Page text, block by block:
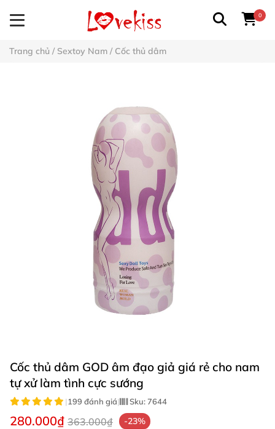
0
Trang chủ / Sextoy Nam / Cốc thủ dâm
Cốc thủ dâm GOD âm đạo giả giá rẻ cho nam
tự xử làm tình cực sướng
|199 đánh giá| Sku:7644
280.000₫ 363.000₫ -23%